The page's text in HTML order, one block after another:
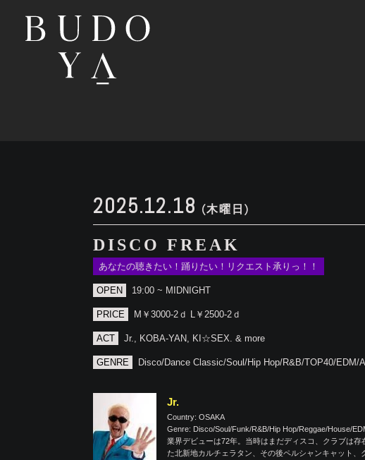
2025.12.18 (木曜日)
DISCO FREAK
あなたの聴きたい！踊りたい！リクエスト承りっ！！
OPEN 19:00 ~ MIDNIGHT
PRICE M￥3000-2ｄ L￥2500-2ｄ
ACT Jr., KOBA-YAN, KI☆SEX. & more
GENRE Disco/Dance Classic/Soul/Hip Hop/R&B/TOP40/EDM/
Jr.
Country: OSAKA
Genre: Disco/Soul/Funk/R&B/Hip Hop/Reggae/House/
業界デビューは72年。当時はまだディスコ、クラブは
た北新地カルチェラタン、その後ペルシャンキャット